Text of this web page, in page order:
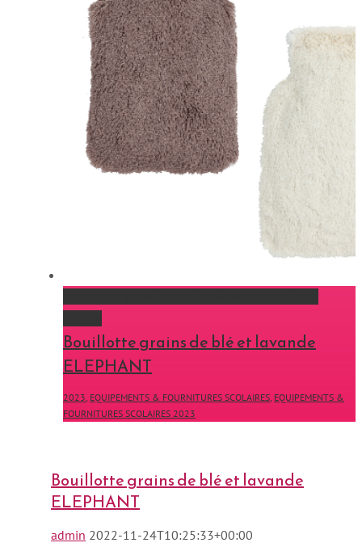
Bouillotte grains de blé et lavande
ELEPHANT
2023 EQUIPEMENTS & FOURNITURES SCOLAIRES EQUIPEMENTS &
FOURNITURES SCOLAIRES 2023
Bouillotte grains de blé et lavande
ELEPHANT
admin 2022-11-24T10:25:33+00:00